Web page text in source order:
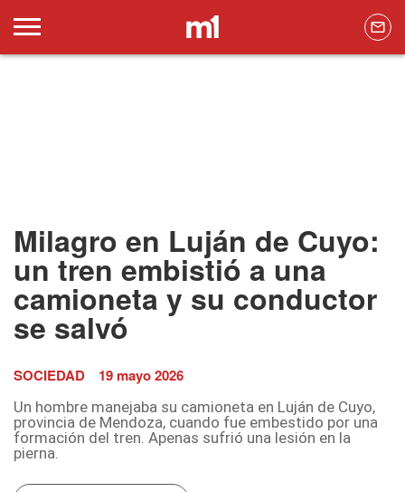
Milagro en Luján de Cuyo:
un tren embistió a una
camioneta y su conductor
se salvó
SOCIEDAD 19 mayo 2026
Un hombre manejaba su camioneta en Luján de Cuyo,
provincia de Mendoza, cuando fue embestido por una
formación del tren. Apenas sufrió una lesión en la
pierna.